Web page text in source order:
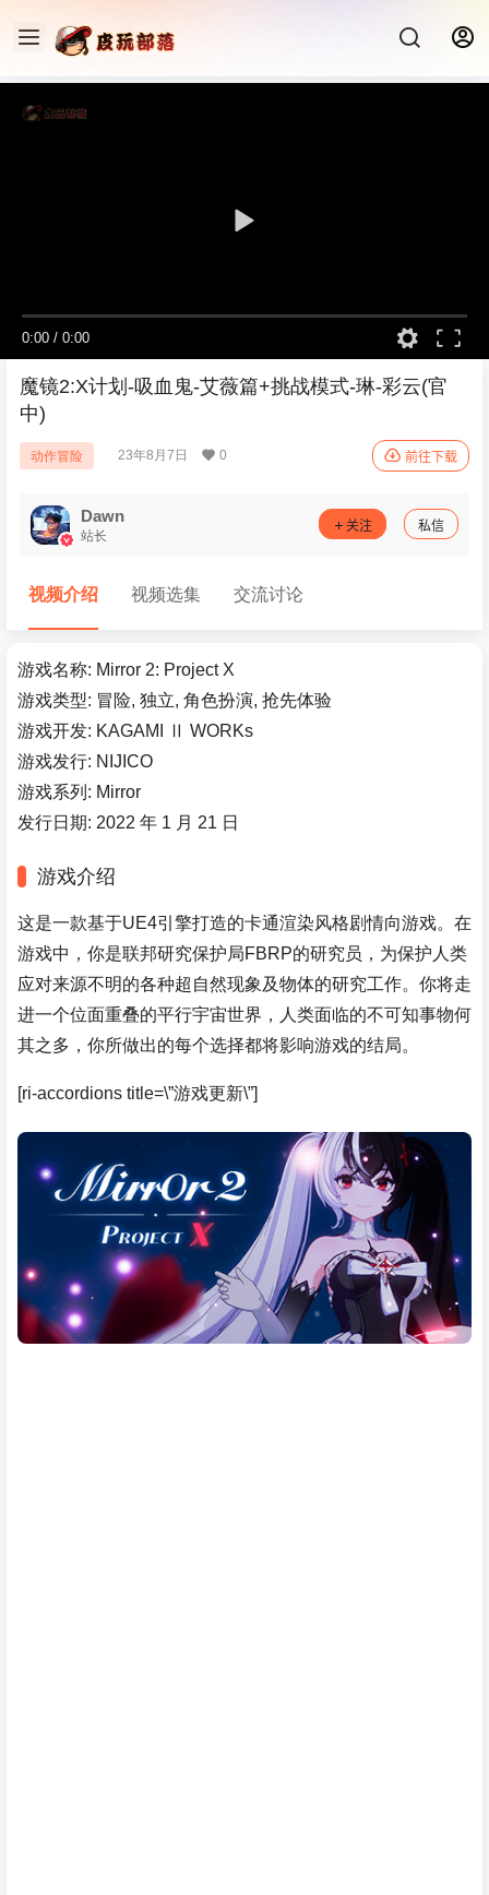
0:00 / 0:00
魔镜2:X计划-吸血鬼-艾薇篇+挑战模式-琳-彩云(官
中)
动作冒险 23年8月7日 0 前往下载
Dawn
站长
关注 私信
视频介绍 视频选集 交流讨论
游戏名称: Mirror 2: Project X
游戏类型: 冒险, 独立, 角色扮演, 抢先体验
游戏开发: KAGAMI Ⅱ WORKs
游戏发行: NIJICO
游戏系列: Mirror
发行日期: 2022 年 1 月 21 日
游戏介绍
这是一款基于UE4引擎打造的卡通渲染风格剧情向游戏。在
游戏中，你是联邦研究保护局FBRP的研究员，为保护人类
应对来源不明的各种超自然现象及物体的研究工作。你将走
进一个位面重叠的平行宇宙世界，人类面临的不可知事物何
其之多，你所做出的每个选择都将影响游戏的结局。
[ri-accordions title=\”游戏更新\”]